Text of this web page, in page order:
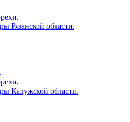
Рязанской области.
Калужской области.